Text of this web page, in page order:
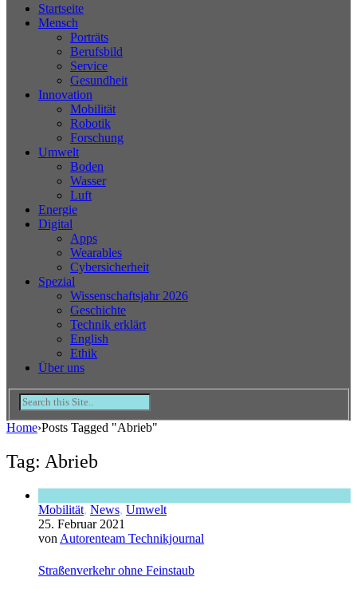
Startseite
Mensch
Porträts
Berufsbild
Service
Gesundheit
Innovation
Mobilität
Robotik
Forschung
Umwelt
Boden
Wasser
Luft
Energie
Digital
Apps
Wearables
Cybersicherheit
Spezial
Wissenschaftsjahr 2026
Geschichte
Technik erklärt
English
Ethik
Über uns
Home›Posts Tagged "Abrieb"
Tag: Abrieb
Mobilität, News, Umwelt
25. Februar 2021
von Autorenteam Technikjournal
Straßenverkehr ohne Feinstaub